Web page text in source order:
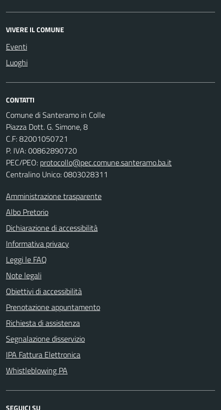
VIVERE IL COMUNE
Eventi
Luoghi
CONTATTI
Comune di Santeramo in Colle
Piazza Dott. G. Simone, 8
C.F:82001050721
P. IVA:00862890720
PEC/PEO: protocollo@pec.comune.santeramo.ba.it
Centralino Unico: 0803028311
Amministrazione trasparente
Albo Pretorio
Dichiarazione di accessibilità
Informativa privacy
Leggi le FAQ
Note legali
Obiettivi di accessibilità
Prenotazione appuntamento
Richiesta di assistenza
Segnalazione disservizio
IPA Fattura Elettronica
Whistleblowing PA
SEGUICI SU